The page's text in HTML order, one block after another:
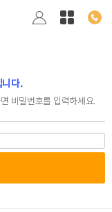
니다.
비밀번호를 입력하세요.